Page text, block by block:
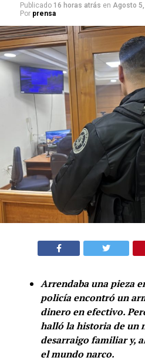
Publicado 16 horas atrás en Agosto
Por prensa
Arrendaba una pieza
policía encontró un
dinero en efectivo.
halló la historia de un
desarraigo familiar y,
el mundo narco.